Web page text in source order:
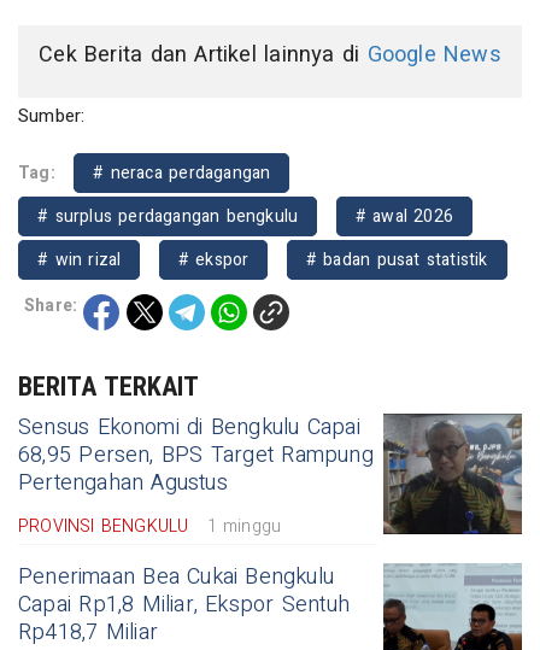
Cek Berita dan Artikel lainnya di Google News
Sumber:
Tag:
# neraca perdagangan
# surplus perdagangan bengkulu
# awal 2026
# win rizal
# ekspor
# badan pusat statistik
Share:
BERITA TERKAIT
Sensus Ekonomi di Bengkulu Capai
68,95 Persen, BPS Target Rampung
Pertengahan Agustus
PROVINSI BENGKULU 1 minggu
Penerimaan Bea Cukai Bengkulu
Capai Rp1,8 Miliar, Ekspor Sentuh
Rp418,7 Miliar